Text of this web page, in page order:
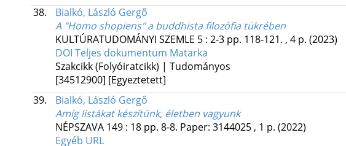
38.
Bialkó, László Gergő
A "Homo shopiens" a buddhista filozófia tükrében
KULTÚRATUDOMÁNYI SZEMLE 5: 2-3 pp. 118-121. , 4 p. (2023)
DOI Teljes dokumentum Matarka
Szakcikk (Folyóiratcikk) | Tudományos
[34512900] [Egyeztetett]
39.
Bialkó, László Gergő
Amíg listákat készítünk, életben vagyunk
NÉPSZAVA 149: 18 pp. 8-8. Paper: 3144025 , 1 p. (2022)
Egyéb URL